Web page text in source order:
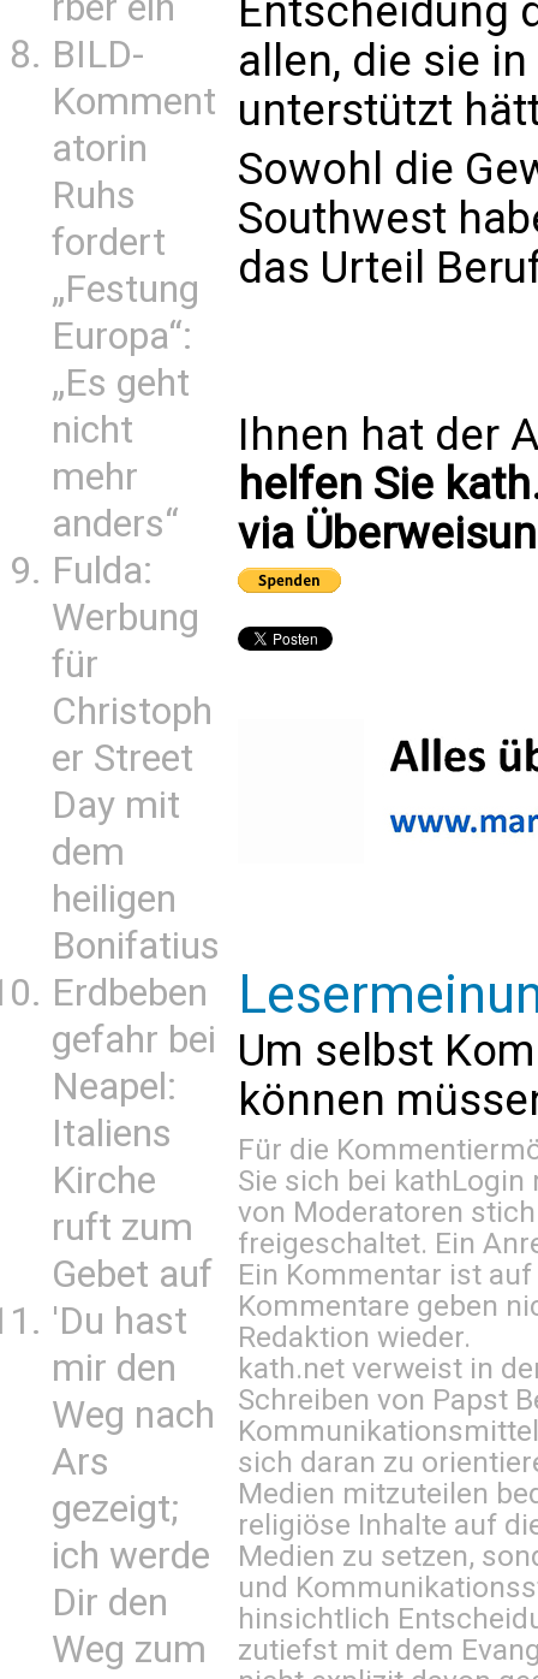
BILD-
Komment
atorin
Ruhs
fordert
„Festung
Europa“:
„Es geht
nicht
mehr
anders“
Fulda:
Werbung
für
Christoph
er Street
Day mit
dem
heiligen
Bonifatius
Erdbeben
gefahr bei
Neapel:
Italiens
Kirche
ruft zum
Gebet auf
'Du hast
mir den
Weg nach
Ars
gezeigt;
ich werde
Dir den
Weg zum
Entscheidung
allen, die sie
unterstützt
Sowohl die
Southwest
das Urteil
Ihnen hat der
helfen Sie
via
Um selbst
können
Für die
Sie sich bei kathLogin
von Moderatoren
freigeschaltet. Ein
Ein Kommentar ist
Kommentare geben
Redaktion wieder.
kath.net verweist in
Schreiben von Papst
sich daran zu
Medien mitzuteilen
religiöse Inhalte auf
Medien zu setzen,
und
hinsichtlich
zutiefst mit dem